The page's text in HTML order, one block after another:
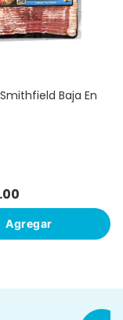
Baja En
.00
Agregar